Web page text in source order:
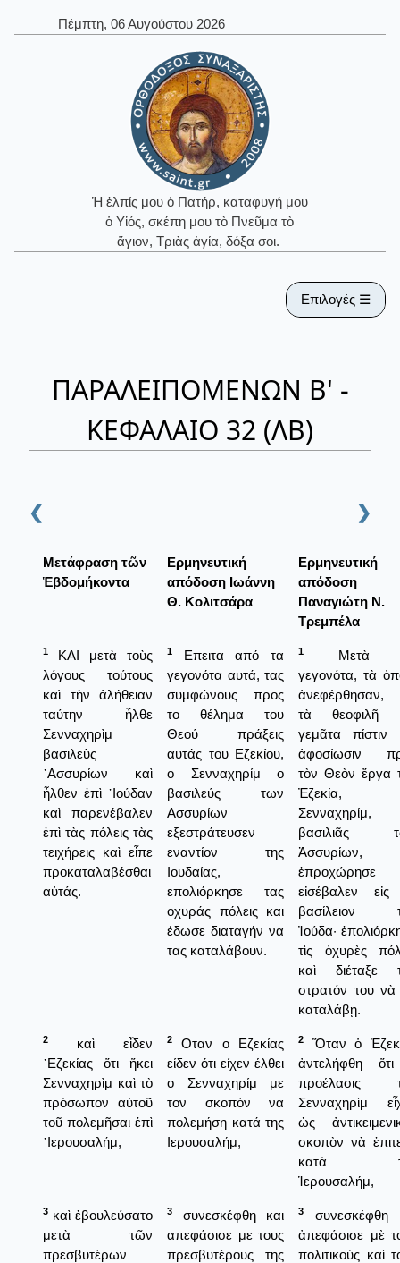
Πέμπτη, 06 Αυγούστου 2026
Ἡ ἐλπίς μου ὁ Πατήρ, καταφυγή μου
ὁ Υἱός, σκέπη μου τὸ Πνεῦμα τὸ
ἅγιον, Τριὰς ἁγία, δόξα σοι.
Επιλογές ☰
ΠΑΡΑΛΕΙΠΟΜΕΝΩΝ Β' -
ΚΕΦΑΛΑΙΟ 32 (ΛΒ)
❮ ❯
Μετάφραση τῶν
Ἑβδομήκοντα
Ερμηνευτική
απόδοση Ιωάννη
Θ. Κολιτσάρα
Ερμηνευτική
απόδοση
Παναγιώτη Ν.
Τρεμπέλα
1
ΚΑΙ μετὰ τοὺς
λόγους τούτους
καὶ τὴν ἀλήθειαν
ταύτην ἦλθε
Σενναχηρὶμ
βασιλεὺς
᾿Ασσυρίων καὶ
ἦλθεν ἐπὶ ᾿Ιούδαν
καὶ παρενέβαλεν
ἐπὶ τὰς πόλεις τὰς
τειχήρεις καὶ εἶπε
προκαταλαβέσθαι
αὐτάς.
1
Επειτα από τα
γεγονότα αυτά, τας
συμφώνους προς
το θέλημα του
Θεού πράξεις
αυτάς του Εζεκίου,
ο Σενναχηρίμ ο
βασιλεύς των
Ασσυρίων
εξεστράτευσεν
εναντίον της
Ιουδαίας,
επολιόρκησε τας
οχυράς πόλεις και
έδωσε διαταγήν να
τας καταλάβουν.
1
Μετὰ
γεγονότα, τὰ
ἀνεφέρθησαν,
τὰ θεοφιλῆ
γεμᾶτα πίστιν
ἀφοσίωσιν
τὸν Θεὸν ἔργα
Ἐζεκία,
βασιλιᾶς
Ἀσσυρίων,
ἐπροχώρησε
εἰσέβαλεν εἰς
βασίλειον
Ἰούδα·
τὶς ὀχυρὲς
καὶ διέταξε
στρατόν του νὰ
καταλάβῃ.
2
καὶ εἶδεν
᾿Εζεκίας ὅτι ἥκει
Σενναχηρὶμ καὶ τὸ
πρόσωπον αὐτοῦ
τοῦ πολεμῆσαι ἐπὶ
῾Ιερουσαλήμ,
2
Οταν ο Εζεκίας
είδεν ότι είχεν έλθει
ο Σενναχηρίμ με
τον σκοπόν να
πολεμήση κατά της
Ιερουσαλήμ,
2
Ὅταν ὁ
ἀντελήφθη
προέλασις
Σενναχηρὶμ
ὡς
σκοπὸν νὰ
κατὰ
Ἱερουσαλήμ,
3 καὶ ἐβουλεύσατο
μετὰ τῶν
πρεσβυτέρων
3
συνεσκέφθη και
απεφάσισε με τους
πρεσβυτέρους της
3
συνεσκέφθη
ἀπεφάσισε μὲ
πολιτικοὺς καὶ